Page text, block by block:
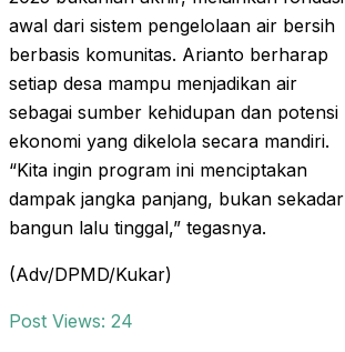
awal dari sistem pengelolaan air bersih
berbasis komunitas. Arianto berharap
setiap desa mampu menjadikan air
sebagai sumber kehidupan dan potensi
ekonomi yang dikelola secara mandiri.
“Kita ingin program ini menciptakan
dampak jangka panjang, bukan sekadar
bangun lalu tinggal,” tegasnya.
(Adv/DPMD/Kukar)
Post Views: 24